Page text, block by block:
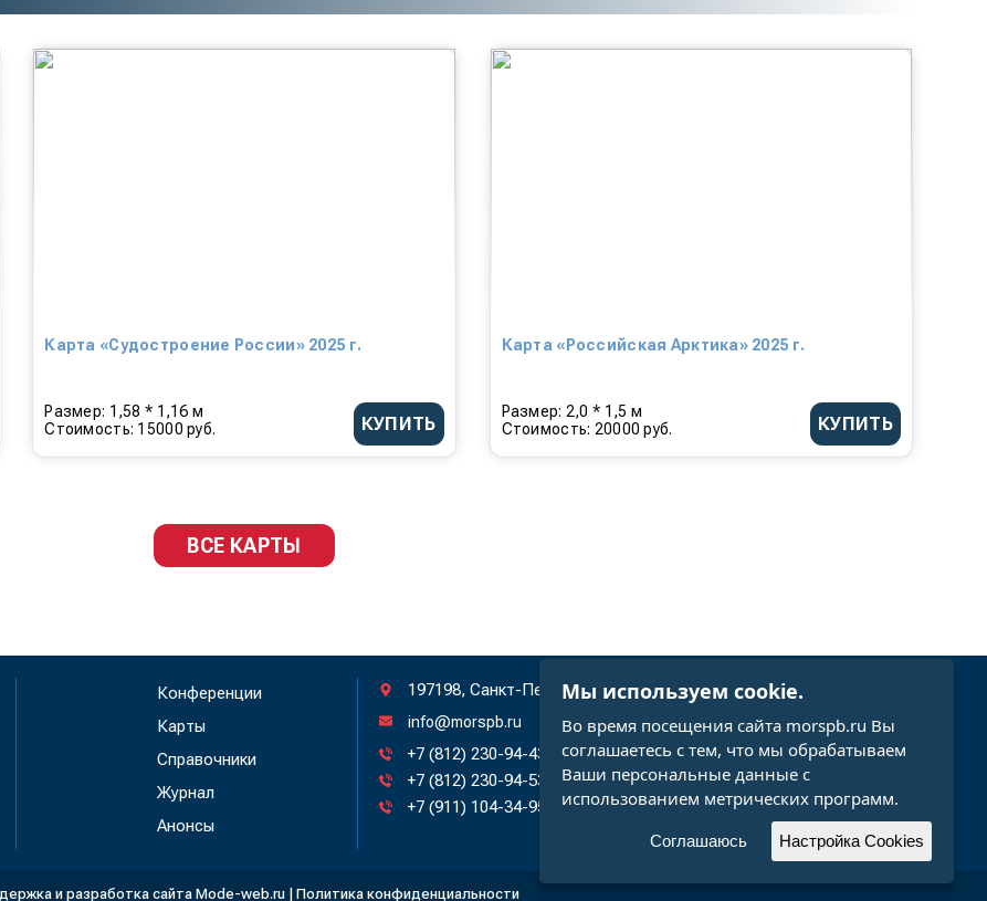
Карта «Судостроение России» 2025 г.
Размер: 1,58 * 1,16 м
Стоимость: 15000 руб.
КУПИТЬ
Карта «Российская Арктика» 2025 г.
Размер: 2,0 * 1,5 м
Стоимость: 20000 руб.
КУПИТЬ
ВСЕ КАРТЫ
Конференции
Карты
Справочники
Журнал
Анонсы
197198, Санкт-Петербург, Большой проспект, П.С., д. 29а
info@morspb.ru
+7 (812) 230-94-43
+7 (812) 230-94-53
+7 (911) 104-34-95
и разработка сайта Mode-web.ru| Политика конфиденциальности
Мы используем cookie.
Во время посещения сайта morspb.ru Вы
соглашаетесь с тем, что мы обрабатываем
Ваши персональные данные с
использованием метрических программ.
Соглашаюсь Настройка Cookies